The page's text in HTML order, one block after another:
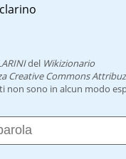
del Wikizionario
Creative Commons
non sono in alcun modo